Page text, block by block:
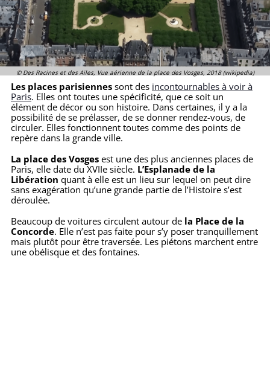
© Des Racines et des Ailes, Vue aérienne de la place des Vosges, 2018 (wikipedia)
Les places parisiennes sont des incontournables à voir à
Paris. Elles ont toutes une spécificité, que ce soit un
élément de décor ou son histoire. Dans certaines, il y a la
possibilité de se prélasser, de se donner rendez-vous, de
circuler. Elles fonctionnent toutes comme des points de
repère dans la grande ville.
La place des Vosges est une des plus anciennes places de
Paris, elle date du XVIIe siècle. L’Esplanade de la
Libération quant à elle est un lieu sur lequel on peut dire
sans exagération qu’une grande partie de l’Histoire s’est
déroulée.
Beaucoup de voitures circulent autour de la Place de la
Concorde. Elle n’est pas faite pour s’y poser tranquillement
mais plutôt pour être traversée. Les piétons marchent entre
une obélisque et des fontaines.